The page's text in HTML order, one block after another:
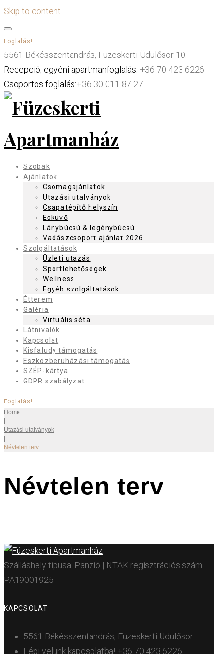
Skip to content
Foglalás!
5561 Békésszentandrás, Füzeskerti Üdülősor 10.
Recepció, egyéni apartmanfoglalás: +36 70 423 6226
Csoportos foglalás:+36 30 011 87 27
Szobák
Ajánlatok
Csomagajánlatok
Utazási utalványok
Csapatépítő helyszín
Esküvő
Lánybúcsú & legénybúcsú
Vadászcsoport ajánlat 2026.
Szolgáltatások
Üzleti utazás
Sportlehetőségek
Wellness
Egyéb szolgáltatások
Étterem
Galéria
Virtuális séta
Látnivalók
Kapcsolat
Kisfaludy támogatás
Eszközberuházási támogatás
SZÉP-kártya
GDPR szabályzat
Foglalás!
Home
Utazási utalványok
Névtelen terv
Névtelen terv
Szálláshely típusa: Panzió | NTAK regisztrációs szám:
PA19001925
KAPCSOLAT
5561 Békésszentandrás, Füzeskerti Üdülősor
Lépj velünk kapcsolatba! +36 70 423 6226